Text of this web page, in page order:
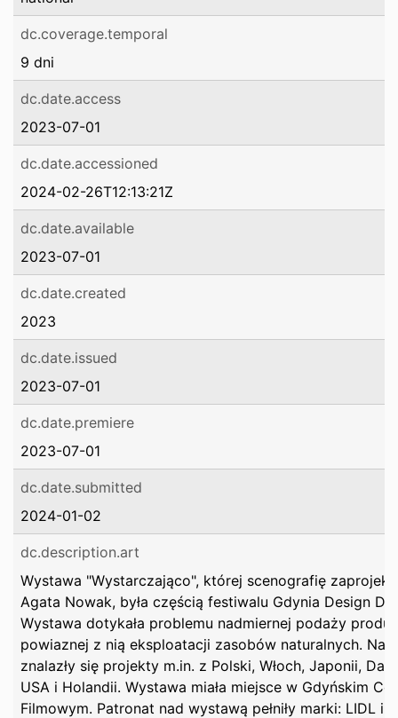
dc.coverage.temporal
9 dni
dc.date.access
2023-07-01
dc.date.accessioned
2024-02-26T12:13:21Z
dc.date.available
2023-07-01
dc.date.created
2023
dc.date.issued
2023-07-01
dc.date.premiere
2023-07-01
dc.date.submitted
2024-01-02
dc.description.art
Wystawa "Wystarczająco", której scenografię
Agata Nowak, była częścią festiwalu Gdynia Design
Wystawa dotykała problemu nadmiernej podaży
powiaznej z nią eksploatacji zasobów naturalnych. Na
znalazły się projekty m.in. z Polski, Włoch, Japonii,
USA i Holandii. Wystawa miała miejsce w Gdyńskim
Filmowym. Patronat nad wystawą pełniły marki: LIDL i